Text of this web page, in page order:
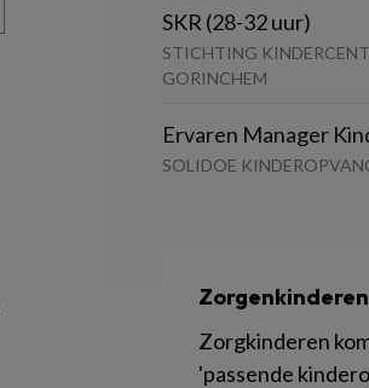
SKR (28-32 uur)
STICHTING
GORINCHEM
Ervaren Manager
SOLIDOE
Zorgenkinderen
Zorgkinderen
'passende